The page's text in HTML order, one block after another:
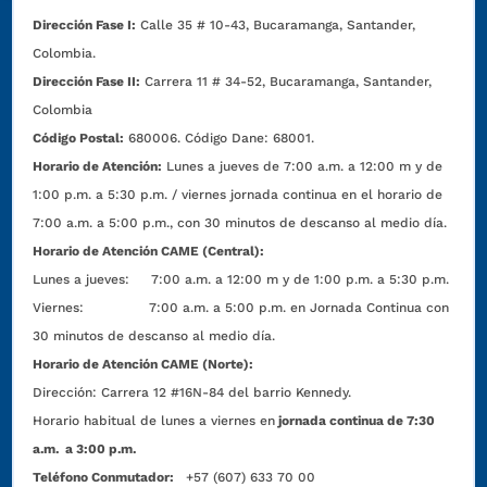
Dirección Fase I: Calle 35 # 10-43, Bucaramanga, Santander,
Colombia.
Dirección Fase II: Carrera 11 # 34-52, Bucaramanga, Santander,
Colombia
Código Postal: 680006. Código Dane: 68001.
Horario de Atención: Lunes a jueves de 7:00 a.m. a 12:00 m y de
1:00 p.m. a 5:30 p.m. / viernes jornada continua en el horario de
7:00 a.m. a 5:00 p.m., con 30 minutos de descanso al medio día.
Horario de Atención CAME (Central):
Lunes a jueves: 7:00 a.m. a 12:00 m y de 1:00 p.m. a 5:30 p.m.
Viernes: 7:00 a.m. a 5:00 p.m. en Jornada Continua con
30 minutos de descanso al medio día.
Horario de Atención CAME (Norte):
Dirección:Carrera 12 #16N-84 del barrio Kennedy.
Horario habitual de lunes a viernes en jornada continua de 7:30
a.m. a 3:00 p.m.
Teléfono Conmutador:
+57 (607) 633 70 00